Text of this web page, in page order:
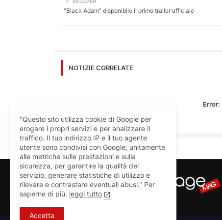
“Black Adam” disponibile il primo trailer ufficiale
NOTIZIE CORRELATE
Error:
"Questo sito utilizza cookie di Google per
erogare i propri servizi e per analizzare il
traffico. Il tuo indirizzo IP e il tuo agente
utente sono condivisi con Google, unitamente
alle metriche sulle prestazioni e sulla
sicurezza, per garantire la qualità del
servizio, generare statistiche di utilizzo e
rilevare e contrastare eventuali abusi." Per
saperne di più. leggi tutto
Accetta